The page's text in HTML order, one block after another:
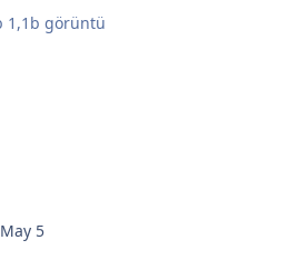
1,1b görüntü
May 5